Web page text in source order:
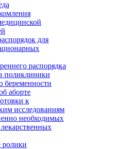
для
распорядка
поликлиники
беременности
аборте
к
исследованиям
необходимых